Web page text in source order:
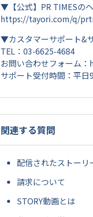
▼【公式】PR TIMESの
https://tayori.com/q/
▼カスタマーサポート&
TEL：03-6625-4684
お問い合わせフォーム：
サポート受付時間：平
関連する質問
配信されたストー
請求について
STORY動画とは